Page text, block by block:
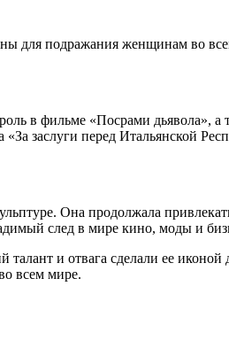
для подражания женщинам во
в фильме «Посрами дьявола», а
заслуги перед Итальянской
Она продолжала
след в мире кино, моды и
и отвага сделали ее иконой
всем мире.